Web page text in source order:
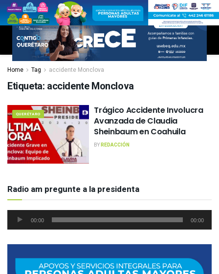
Home Tag accidente Monclova
Etiqueta: accidente Monclova
QUERÉTARO
Trágico Accidente Involucra
Avanzada de Claudia
Sheinbaum en Coahuila
BYREDACCIÓN
Radio am pregunte a la presidenta
Reproductor
00:00 00:00